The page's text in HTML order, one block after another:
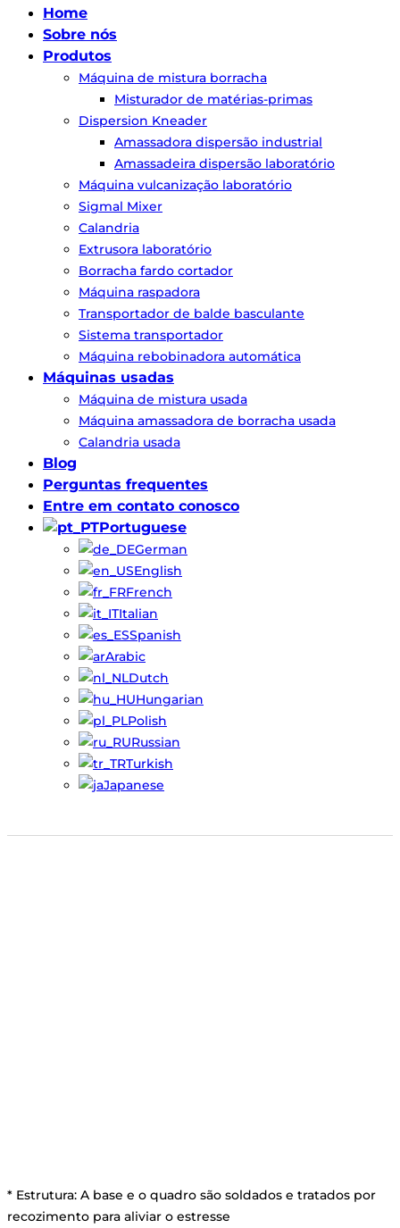
Home
Sobre nós
Produtos
Máquina de mistura borracha
Misturador de matérias-primas
Dispersion Kneader
Amassadora dispersão industrial
Amassadeira dispersão laboratório
Máquina vulcanização laboratório
Sigmal Mixer
Calandria
Extrusora laboratório
Borracha fardo cortador
Máquina raspadora
Transportador de balde basculante
Sistema transportador
Máquina rebobinadora automática
Máquinas usadas
Máquina de mistura usada
Máquina amassadora de borracha usada
Calandria usada
Blog
Perguntas frequentes
Entre em contato conosco
Portuguese
German
English
French
Italian
Spanish
Arabic
Dutch
Hungarian
Polish
Russian
Turkish
Japanese
* Estrutura: A base e o quadro são soldados e tratados por
recozimento para aliviar o estresse